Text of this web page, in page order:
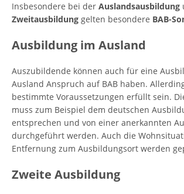
Insbesondere bei der Auslandsausbildung
Zweitausbildung gelten besondere BAB-
Ausbildung im Ausland
Auszubildende können auch für eine
Ausland Anspruch auf BAB haben.
bestimmte Voraussetzungen erfüllt sein.
muss zum Beispiel dem deutschen
entsprechen und von einer anerkannten
durchgeführt werden. Auch die
Entfernung zum Ausbildungsort werden
Zweite Ausbildung